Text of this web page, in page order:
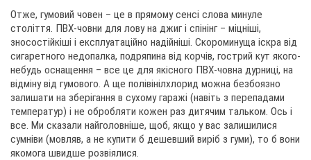
Отже, гумовий човен – це в прямому сенсі слова минуле
століття. ПВХ-човни для лову на джиг і спінінг – міцніші,
зносостійкіші і експлуатаційно надійніші. Скороминуща іскра від
сигаретного недопалка, подряпина від корчів, гострий кут якого-
небудь оснащення – все це для якісного ПВХ-човна дурниці, на
відміну від гумового. А ще полівінілхлорид можна безбоязно
залишати на зберігання в сухому гаражі (навіть з перепадами
температур) і не обробляти кожен раз дитячим тальком. Ось і
все. Ми сказали найголовніше, щоб, якщо у вас залишилися
сумніви (мовляв, а не купити б дешевший виріб з гуми), то б вони
якомога швидше розвіялися.